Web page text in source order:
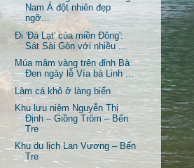
Nam Á đột nhiên đẹp
ngỡ...
Đi 'Đà Lạt' của miền Đông':
Sát Sài Gòn với nhiều ...
Múa mâm vàng trên đỉnh Bà
Đen ngày lễ Vía bà Linh ...
Làm cá khô ở làng biển
Khu lưu niệm Nguyễn Thị
Định – Giồng Trôm – Bến
Tre
Khu du lịch Lan Vương – Bến
Tre